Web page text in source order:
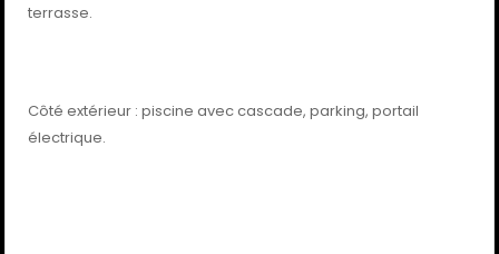
terrasse.
Côté extérieur : piscine avec cascade, parking, portail
électrique.